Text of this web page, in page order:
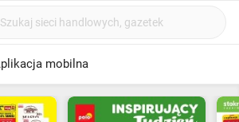
mobilna